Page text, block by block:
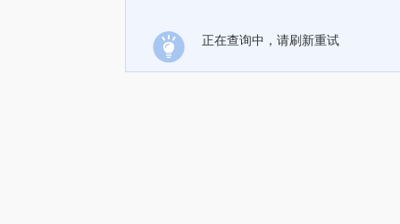
正在查询中，请刷新重试